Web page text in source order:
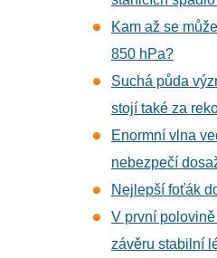
Kam až se
850 hPa?
Suchá půda
stojí také za
Enormní vlna
nebezpečí
Nejlepší foťák
V první
závěru stabilní